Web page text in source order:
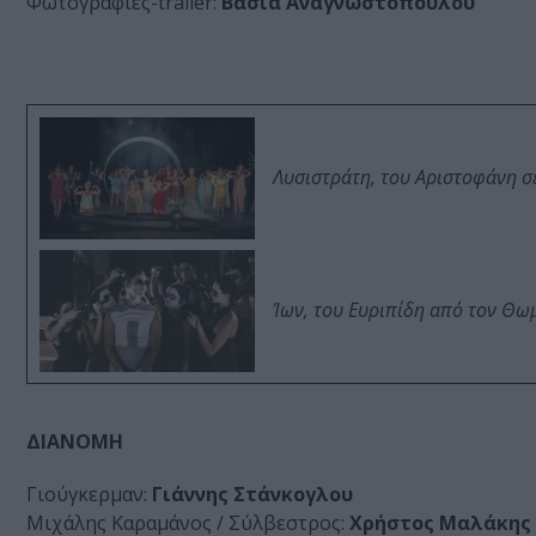
Λυσιστράτη, του Αριστοφάνη
Ίων, του Ευριπίδη από τον
ΔΙΑΝΟΜΗ
Γιούγκερμαν: Γιάννης Στάνκογλου
Μιχάλης Καραμάνος / Σύλβεστρος: Χρήστος Μαλάκης